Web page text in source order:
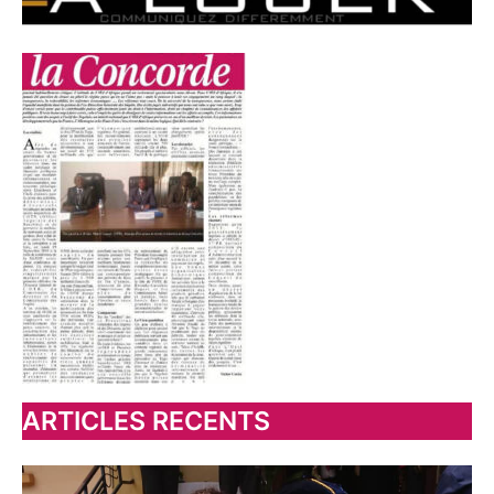
ARTICLES RECENTS